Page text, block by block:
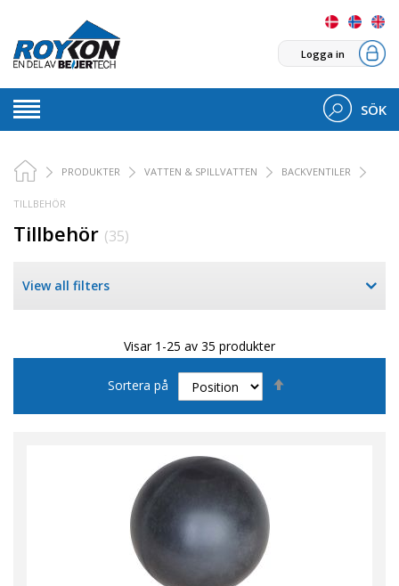
Logga in
SÖK
PRODUKTER VATTEN & SPILLVATTEN BACKVENTILER
TILLBEHÖR
Tillbehör (35)
View all filters
Visar 1-25 av 35 produkter
Sortera på